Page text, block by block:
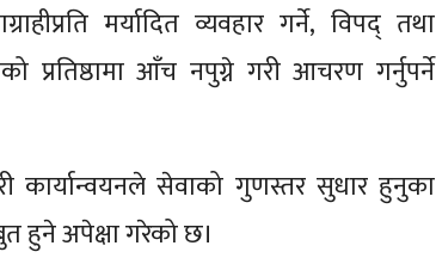
मर्यादित व्यवहार गर्ने, विपद् तथा
प्रतिष्ठामा आँच नपुग्ने गरी आचरण गर्नुपर्ने
कार्यान्वयनले सेवाको गुणस्तर सुधार हुनुका
हुने अपेक्षा गरेको छ।